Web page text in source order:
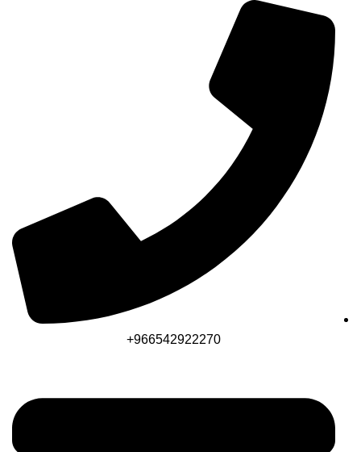
966542922270+
لأنظمة الأمن والسلامة تاسست لتصبح من الشركات الرائدة